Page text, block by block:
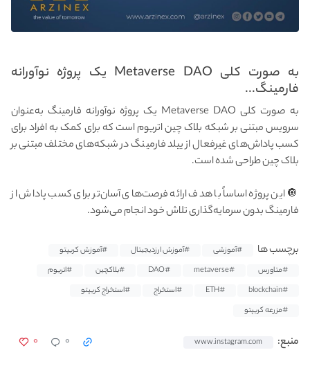
به صورت کلی Metaverse DAO یک پروژه نوآورانه
فارمینگ...
به صورت کلی Metaverse DAO یک پروژه نوآورانه فارمینگ به‌عنوان
سرویس مبتنی بر شبکه بلاک چین اتریوم است که برای کمک به افراد برای
کسب پاداش‌های غیرفعال از ییلد فارمینگ در شبکه‌های مختلف مبتنی بر
بلاک چین طراحی شده است.
🔘 این پروژه اساساً با هدف ارائه فرصت‌های آسان‌تر برای کسب پاداش از
فارمینگ بدون سرمایه‌گذاری تلاش خود انجام می‌شود.
برچسب ها #آموزشی #آموزش ارزدیجیتال
#آموزش کریپتو
#متاورس
#metaverse
#DAO #بلاکچین
#اتریوم
#blockchain
#ETH #استخراج
#استخراج کریپتو
#مزرعه کریپتو
منبع: www.instagram.com ۰ ۰